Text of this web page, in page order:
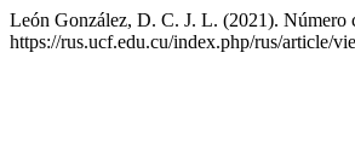
León González, D. C. J. L. (2021). Número
https://rus.ucf.edu.cu/index.php/rus/article/